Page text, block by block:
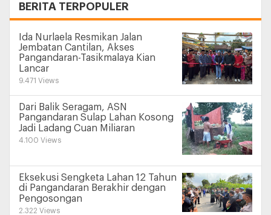
BERITA TERPOPULER
Ida Nurlaela Resmikan Jalan
Jembatan Cantilan, Akses
Pangandaran-Tasikmalaya Kian
Lancar
9.471 Views
Dari Balik Seragam, ASN
Pangandaran Sulap Lahan Kosong
Jadi Ladang Cuan Miliaran
4.100 Views
Eksekusi Sengketa Lahan 12 Tahun
di Pangandaran Berakhir dengan
Pengosongan
2.322 Views